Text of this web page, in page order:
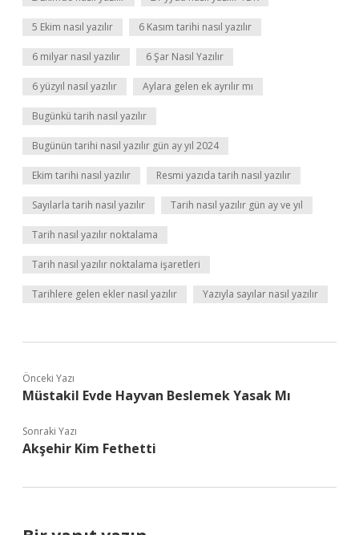
5 Ekim nasıl yazılır 6 Kasım tarihi nasıl yazılır
6 milyar nasıl yazılır 6 Şar Nasıl Yazılır
6 yüzyıl nasıl yazılır Aylara gelen ek ayrılır mı
Bugünkü tarih nasıl yazılır
Bugünün tarihi nasıl yazılır gün ay yıl 2024
Ekim tarihi nasıl yazılır Resmi yazıda tarih nasıl yazılır
Sayılarla tarih nasıl yazılır Tarih nasıl yazılır gün ay ve yıl
Tarih nasıl yazılır noktalama
Tarih nasıl yazılır noktalama işaretleri
Tarihlere gelen ekler nasıl yazılır Yazıyla sayılar nasıl yazılır
Önceki Yazı
Müstakil Evde Hayvan Beslemek Yasak Mı
Sonraki Yazı
Akşehir Kim Fethetti